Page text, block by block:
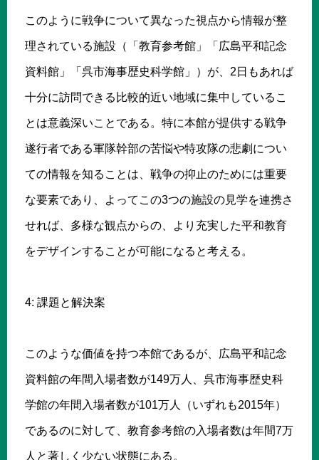
このように戦争について異なった視点から情報が整
理されている施設（「教育参考館」「広島平和記念
資料館」「呉市海事歴史科学館」）が、2日もあれば
十分に訪問できる比較的近い地域に集中しているこ
とは意義深いことである。特に本館が提供する戦争
遂行者である軍隊幹部の苦悩や特攻隊の悲劇につい
ての情報を知ることは、戦争の抑止のためには重要
な要素であり、よってこの3つの施設の見学を連携さ
せれば、多様な観点からの、より充実した平和教育
をデザインすることが可能になると考える。
4: 課題と解決案
このような価値を持つ本館であるが、広島平和記念
資料館の年間入場者数が149万人、呉市海事歴史科
学館の年間入場者数が101万人（いずれも2015年）
であるのに対して、教育参考館の入場者数は年間7万
人と著しく少ない状態にある。